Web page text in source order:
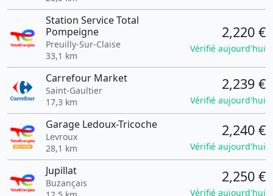
Station Service Total
Pompeigne
Preuilly-Sur-Claise
33,1 km
2,220 €
Vérifié aujourd'hui
Carrefour Market
Saint-Gaultier
17,3 km
2,239 €
Vérifié aujourd'hui
Garage Ledoux-Tricoche
Levroux
28,1 km
2,240 €
Vérifié aujourd'hui
Jupillat
Buzançais
2,250 €
Vérifié aujourd'hui